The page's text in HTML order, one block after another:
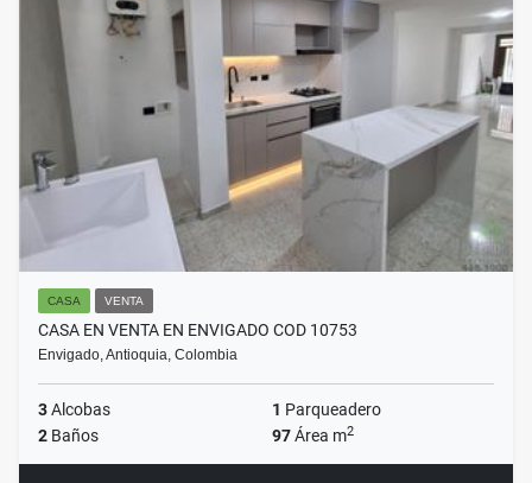
CASA VENTA
CASA EN VENTA EN ENVIGADO COD 10753
Envigado, Antioquia, Colombia
3Alcobas 1 Parqueadero
2 Baños 97Área m2